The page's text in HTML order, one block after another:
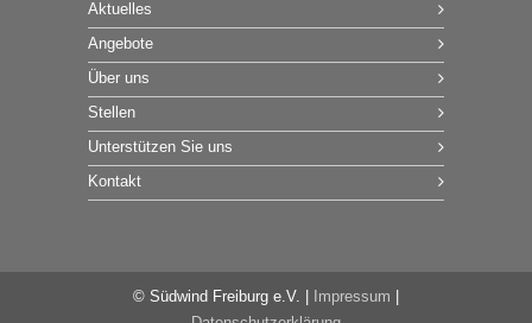
Aktuelles
Angebote
Über uns
Stellen
Unterstützen Sie uns
Kontakt
© Südwind Freiburg e.V. | Impressum